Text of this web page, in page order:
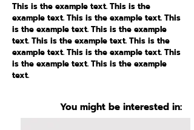
This is the example text. This is the
example text. This is the example text. This
is the example text. This is the example
text. This is the example text. This is the
example text. This is the example text. This
is the example text. This is the example
text.
You might be interested in: